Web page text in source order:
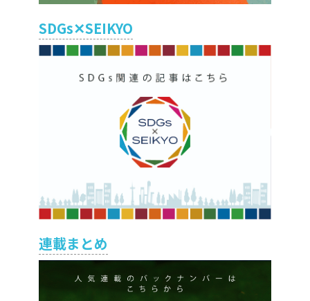
SDGs✕SEIKYO
連載まとめ